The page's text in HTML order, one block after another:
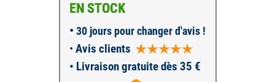
EN STOCK
• 30 jours pour changer d'avis !
• Avis clients
• Livraison gratuite dès 35 €